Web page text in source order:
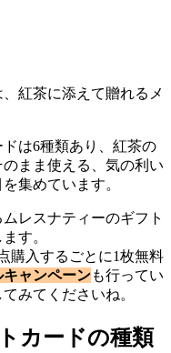
紅茶に添えて贈れるメ
は6種類あり、紅茶の
まま使える、気の利い
集めています。
レスナティーのギフト
す。
購入するごとに1枚無料
ャンペーンも行ってい
みてくださいね。
カードの種類